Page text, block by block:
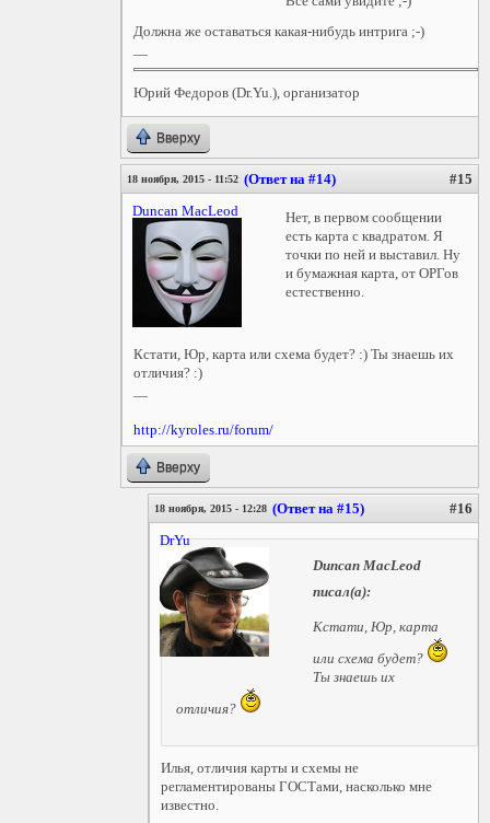
Должна же оставаться какая-нибудь интрига ;-)
—
Юрий Федоров (Dr.Yu.), организатор
Вверху
18 ноября, 2015 - 11:52 (Ответ на #14) #15
Duncan MacLeod
Нет, в первом сообщении
есть карта с квадратом. Я
точки по ней и выставил. Ну
и бумажная карта, от ОРГов
естественно.
Кстати, Юр, карта или схема будет? :) Ты знаешь их
отличия? :)
—
http://kyroles.ru/forum/
Вверху
18 ноября, 2015 - 12:28 (Ответ на #15) #16
DrYu
Duncan MacLeod
писал(а):
Кстати, Юр, карта
или схема будет?
Ты знаешь их
отличия?
Илья, отличия карты и схемы не
регламентированы ГОСТами, насколько мне
известно.